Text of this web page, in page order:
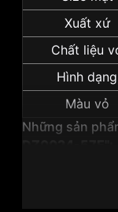
Xuất xứ
Chất liệu
Hình dạng
Màu vỏ
Những sản